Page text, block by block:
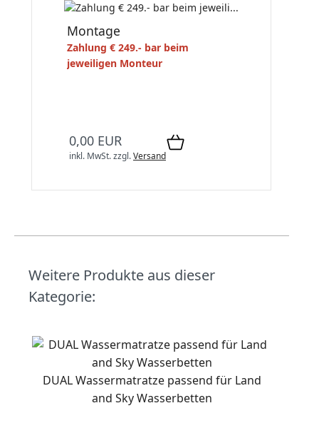
Montage
Zahlung € 249.- bar beim
jeweiligen Monteur
0,00 EUR
inkl. MwSt.zzgl.Versand
Weitere Produkte aus dieser
Kategorie:
DUAL Wassermatratze passend für Land
and Sky Wasserbetten